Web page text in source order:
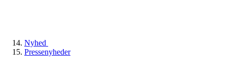
Nyhed
Pressenyheder